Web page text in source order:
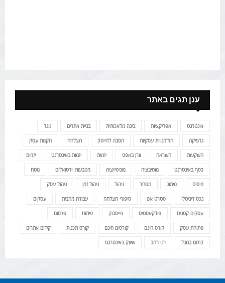
ענן תגים באתר
אינטרנט אפליקציות בינה מלאכותית בניית אתרים גוגל
גרפיקה הזדמנויות עסקיות הסבה להייטק הצלחה הקמת עסק
השקעות השראה וורן באפט יזמות יזמות באינטרנט יזמים
כסף באינטרנט מוטיבציה מוניטיזציה מטבעות וירטואלים מטח
מיסים מיתוג מסחר ניהול ניהול זמן ניהול עסק
נכס דיגיטלי סטרט אפ סיפורי הצלחה עבודה מהבית עסקים
עסקים קטנים פודקאסטים פייסבוק פיתוח פרסום
פתיחת עסק קורס חינם קורסים חינם קורס תכנות קידום אתרים
קידום בגוגל רני רהב שיווק באינטרנט